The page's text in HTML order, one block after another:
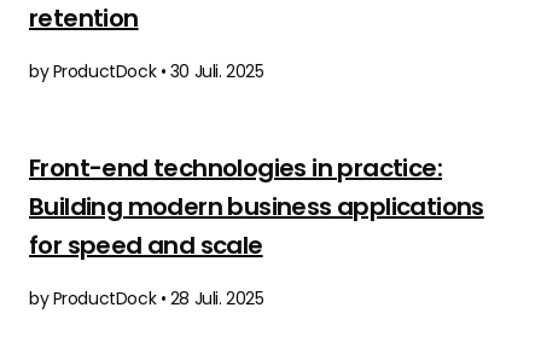
retention
by ProductDock • 30 Juli. 2025
Front-end technologies in practice:
Building modern business applications
for speed and scale
by ProductDock • 28 Juli. 2025